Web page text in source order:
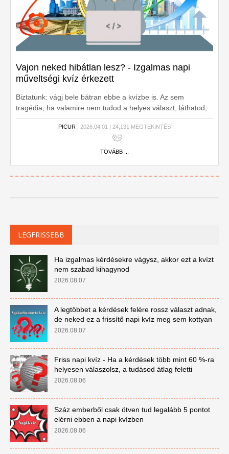
Vajon neked hibátlan lesz? - Izgalmas napi
műveltségi kvíz érkezett
Biztatunk: vágj bele bátran ebbe a kvízbe is. Az sem
tragédia, ha valamire nem tudod a helyes választ, láthatod,
hol hibáztál, és máskor már nem fogsz rontani.
PICUR | 2026.04.01 | 24,131 MEGTEKINTÉS
TOVÁBB ...
LEGFRISSEBB
Ha izgalmas kérdésekre vágysz, akkor ezt a kvízt
nem szabad kihagynod
2026.08.07
A legtöbbet a kérdések felére rossz választ adnak,
de neked ez a frissítő napi kvíz meg sem kottyan
2026.08.07
Friss napi kvíz - Ha a kérdések több mint 60 %-ra
helyesen válaszolsz, a tudásod átlag feletti
2026.08.06
Száz emberből csak ötven tud legalább 5 pontot
elérni ebben a napi kvízben
2026.08.06